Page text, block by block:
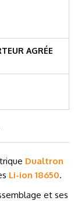
AGRÉE
Dualtron
Li-ion 18650.
et ses